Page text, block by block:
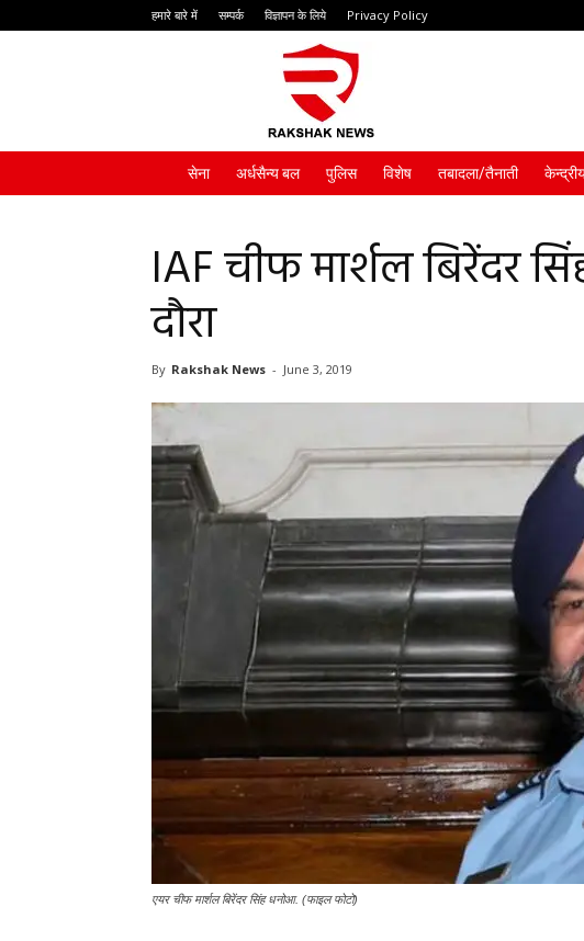
हमारे बारे में सम्पर्क विज्ञापन के लिये Privacy Policy
सेना अर्धसैन्य बल पुलिस विशेष तबादला/तैनाती
IAF चीफ मार्शल बिरेंदर
दौरा
By Rakshak News - June 3, 2019
एयर चीफ मार्शल बिरेंदर सिंह धनोआ. (फाइल फोटो)